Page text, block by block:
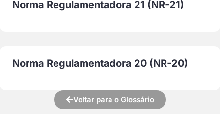
Norma Regulamentadora 21 (NR-21)
Norma Regulamentadora 20 (NR-20)
Voltar para o Glossário